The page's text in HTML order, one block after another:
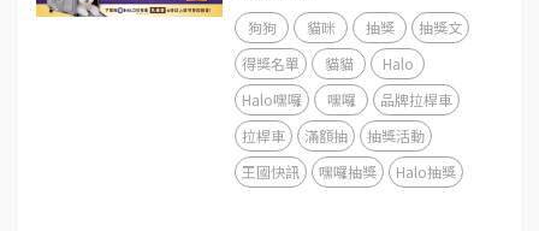
狗狗 貓咪 抽獎
抽獎文
得獎名單
貓貓
Halo
Halo嘿囉
嘿囉
品牌拉桿車
拉桿車
滿額抽
抽獎活動
王國快訊
嘿囉抽獎 Halo抽獎